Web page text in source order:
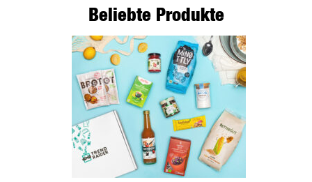
Beliebte Produkte